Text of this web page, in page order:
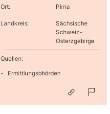
Ort: Pirna
Landkreis:
Sächsische
Schweiz-
Osterzgebirge
Quellen:
Ermittlungsbhörden